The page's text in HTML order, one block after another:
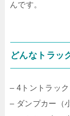
んです。
どんなトラッ
– 4トントラッ
– ダンプカー（